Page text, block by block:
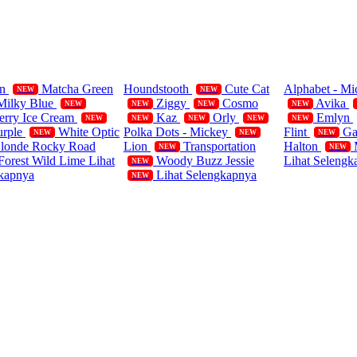
NEW Matcha Green
Blue NEW
Ice Cream NEW
NEW
White Optic
Rocky Road
Wild Lime Lihat
Houndstooth
NEW Cute Cat
NEW Ziggy NEW Cosmo
NEW Kaz NEW Orly NEW
Polka Dots - Mickey NEW
Lion NEW Transportation
NEW Woody Buzz Jessie
NEW Lihat Selengkapnya
Alphabet -
NEW Avika
NEW Emlyn
Flint NEW
Halton NEW
Lihat